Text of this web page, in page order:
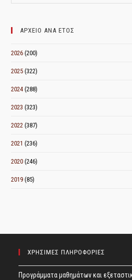
ΑΝΑ
ΑΡΧΕΙΟ ΑΝΑ ΕΤΟΣ
2026 (200)
2025 (322)
2024 (288)
2023 (323)
2022 (387)
2021 (236)
2020 (246)
2019 (85)
ΧΡΗΣΙΜΕΣ ΠΛΗΡΟΦΟΡΙΕΣ
Προγράμματα μαθημάτων και